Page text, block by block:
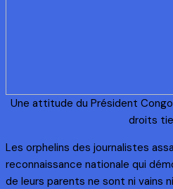
Une attitude du Président
droits
Les orphelins des journalistes
reconnaissance nationale qui
de leurs parents ne sont ni vains